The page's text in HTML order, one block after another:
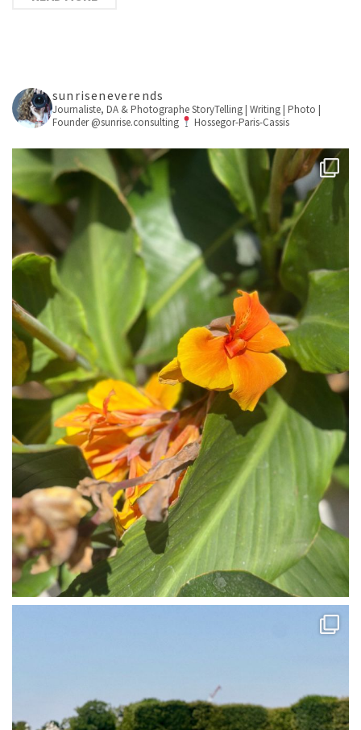
sunriseneverends
Journaliste, DA & PhotographeStoryTelling | Writing | Photo |
Founder @sunrise.consulting
Hossegor-Paris-Cassis